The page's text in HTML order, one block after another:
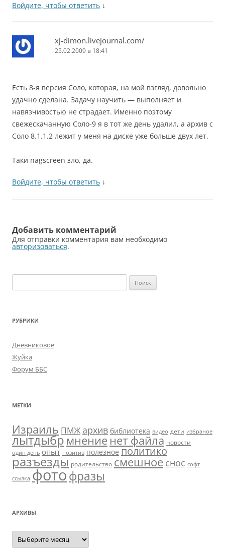
Войдите, чтобы ответить ↓
xj-dimon.livejournal.com/
25.02.2009 в 18:41
Есть 8-я версия Соло, которая, на мой взгляд, довольно
удачно сделана. Задачу научить — выполняет и
навязчивостью не страдает. Именно поэтому
свежескачанную Соло-9 я в тот же день удалил, а архив с
Соло 8.1.1.2 лежит у меня на диске уже больше двух лет.
Таки nagscreen зло, да.
Войдите, чтобы ответить ↓
Добавить комментарий
Для отправки комментария вам необходимо
авторизоваться.
РУБРИКИ
Дневниковое
Жуйка
Форум ББС
МЕТКИ
Израиль ПМЖ архив библиотека видео дети избраное
лытдыбрмнение нет файла новости
один день опыт позитив полезное политико
разъезды родительство смешное снос софт
ссылка фотофразы
АРХИВЫ
Архивы